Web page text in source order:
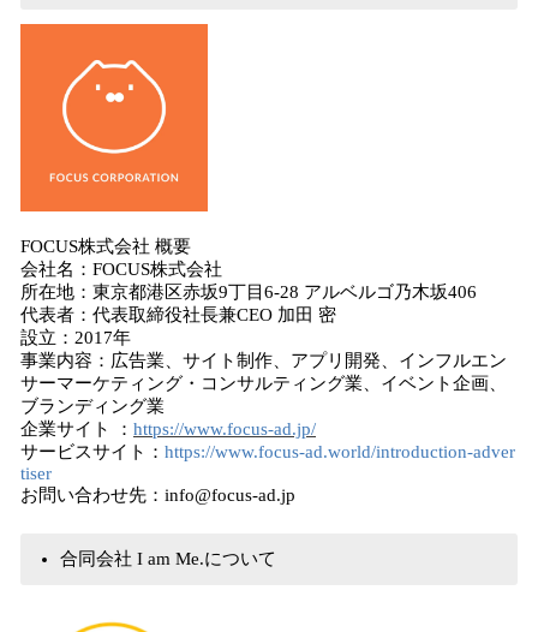
FOCUS株式会社 概要
会社名：FOCUS株式会社
所在地：東京都港区赤坂9丁目6-28 アルベルゴ乃木坂406
代表者：代表取締役社長兼CEO 加田 密
設立：2017年
事業内容：広告業、サイト制作、アプリ開発、インフルエン
サーマーケティング・コンサルティング業、イベント企画、
ブランディング業
企業サイト ： https://www.focus-ad.jp/
サービスサイト： https://www.focus-ad.world/introduction-adver
tiser
お問い合わせ先：info@focus-ad.jp
合同会社 I am Me.について